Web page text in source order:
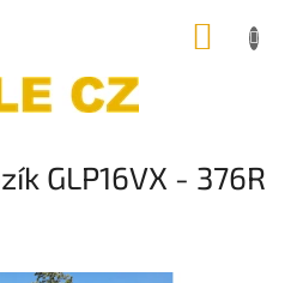
GLP16VX - 376R